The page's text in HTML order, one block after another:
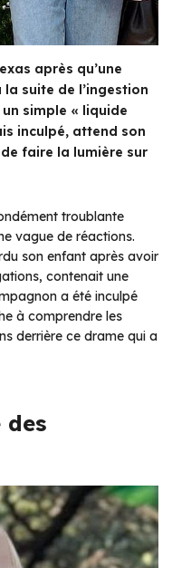
après qu’une
suite de l’ingestion
simple « liquide
inculpé, attend son
faire la lumière sur
troublante
vague de réactions.
son enfant après avoir
contenait une
a été inculpé
à comprendre les
derrière ce drame qui a
des